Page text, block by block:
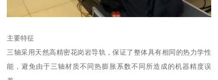
主要特征
三轴采用天然高精密花岗岩导轨，保证了整体具有相同的热力学性
能，避免由于三轴材质不同热膨胀系数不同所造成的机器精度误